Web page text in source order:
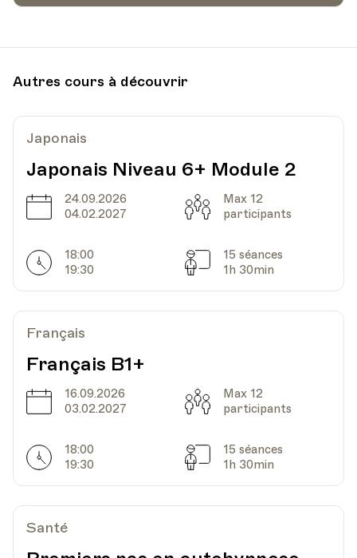
Autres cours à découvrir
Japonais
Japonais Niveau 6+ Module 2
Date
24.09.2026
04.02.2027
Capacité
Max 12
participants
Horarires
18:00
19:30
Séances
15 séances
1h 30min
Français
Français B1+
Date
16.09.2026
03.02.2027
Capacité
Max 12
participants
Horarires
18:00
19:30
Séances
15 séances
1h 30min
Santé